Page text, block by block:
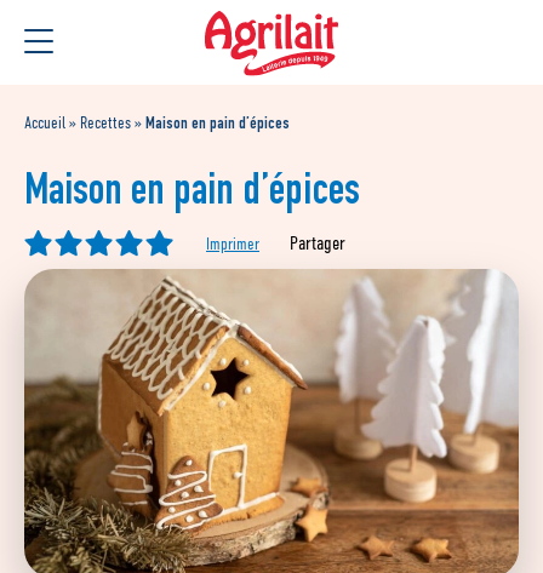
au
contenu
Accueil » Recettes»Maison en pain d’épices
Maison en pain d’épices
Imprimer Partager